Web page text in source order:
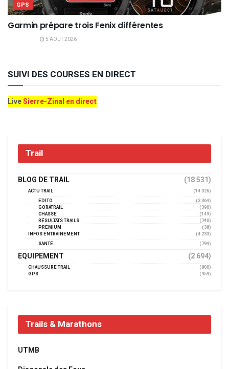
GPS
Garmin prépare trois Fenix différentes
5 AOÛT 2026
SUIVI DES COURSES EN DIRECT
LiveSierre-Zinal en direct
Trail
BLOG DE TRAIL (18 531)
ACTU TRAIL
(14 326)
EDITO
(3 364)
GORATRAIL
(390)
CHASSE
(149)
RÉSULTATS TRAILS
(740)
PREMIUM
(38)
INFOS ENTRAINEMENT
(4 233)
SANTÉ
(794)
EQUIPEMENT (2 694)
CHAUSSURE TRAIL
(800)
GPS
(959)
Trails & Marathons
UTMB